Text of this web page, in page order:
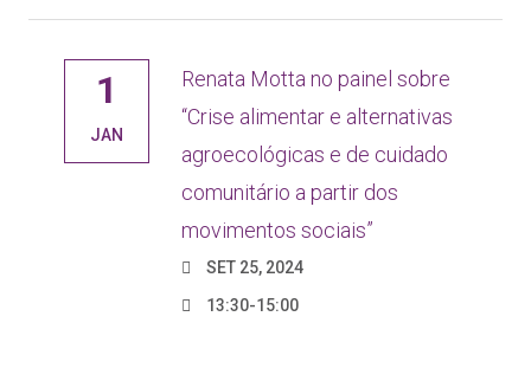
1
JAN
Renata Motta no painel sobre
“Crise alimentar e alternativas
agroecológicas e de cuidado
comunitário a partir dos
movimentos sociais”
SET 25, 2024
13:30-15:00